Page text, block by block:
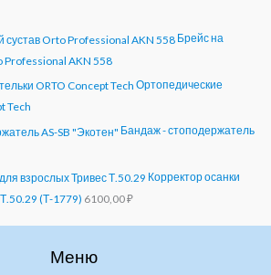
Брейс на
Professional AKN 558
Ортопедические
Tech
Бандаж - стоподержатель
Корректор осанки
(Т-1779) 6100,00₽
Меню